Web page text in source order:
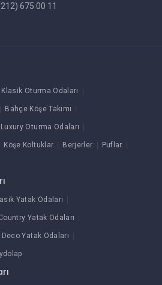
675 00 11
Klasik Oturma Odaları
Bahçe Köşe Takımı
Luxury Oturma Odaları
Köşe Koltuklar Berjerler Puflar
Yatak Odaları
Yatak Odaları
Yatak Odaları